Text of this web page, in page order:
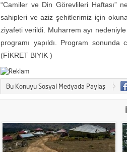
“Camiler ve Din Görevlileri Haftası”
sahipleri ve aziz şehitlerimiz için
ziyafeti verildi. Muharrem ayı
programı yapıldı. Program
(FİKRET BIYIK )
Bu Konuyu Sosyal Medyada Paylaş